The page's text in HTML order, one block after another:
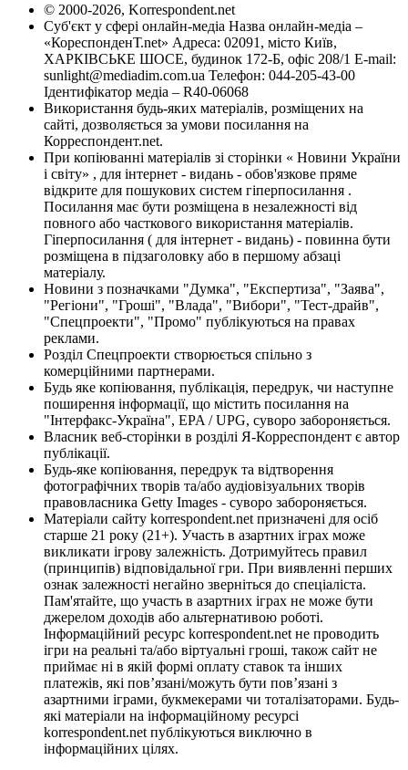
© 2000-2026, Korrespondent.net
Суб'єкт у сфері онлайн-медіа Назва онлайн-медіа –
«КореспонденТ.net» Адреса: 02091, місто Київ,
ХАРКІВСЬКЕ ШОСЕ, будинок 172-Б, офіс 208/1 E-mail:
sunlight@mediadim.com.ua Телефон: 044-205-43-00
Ідентифікатор медіа – R40-06068
Використання будь-яких матеріалів, розміщених на
сайті, дозволяється за умови посилання на
Корреспондент.net.
При копіюванні матеріалів зі сторінки « Новини України
і світу» , для інтернет - видань - обов'язкове пряме
відкрите для пошукових систем гіперпосилання .
Посилання має бути розміщена в незалежності від
повного або часткового використання матеріалів.
Гіперпосилання ( для інтернет - видань) - повинна бути
розміщена в підзаголовку або в першому абзаці
матеріалу.
Новини з позначками "Думка", "Експертиза", "Заява",
"Регіони", "Гроші", "Влада", "Вибори", "Тест-драйв",
"Спецпроекти", "Промо" публікуються на правах
реклами.
Розділ Спецпроекти створюється спільно з
комерційними партнерами.
Будь яке копіювання, публікація, передрук, чи наступне
поширення інформації, що містить посилання на
"Інтерфакс-Україна", EPA / UPG, суворо забороняється.
Власник веб-сторінки в розділі Я-Корреспондент є автор
публікації.
Будь-яке копіювання, передрук та відтворення
фотографічних творів та/або аудіовізуальних творів
правовласника Getty Images - суворо забороняється.
Матеріали сайту korrespondent.net призначені для осіб
старше 21 року (21+). Участь в азартних іграх може
викликати ігрову залежність. Дотримуйтесь правил
(принципів) відповідальної гри. При виявленні перших
ознак залежності негайно зверніться до спеціаліста.
Пам'ятайте, що участь в азартних іграх не може бути
джерелом доходів або альтернативою роботі.
Інформаційний ресурс korrespondent.net не проводить
ігри на реальні та/або віртуальні гроші, також сайт не
приймає ні в якій формі оплату ставок та інших
платежів, які пов’язані/можуть бути пов’язані з
азартними іграми, букмекерами чи тоталізаторами. Будь-
які матеріали на інформаційному ресурсі
korrespondent.net публікуються виключно в
інформаційних цілях.